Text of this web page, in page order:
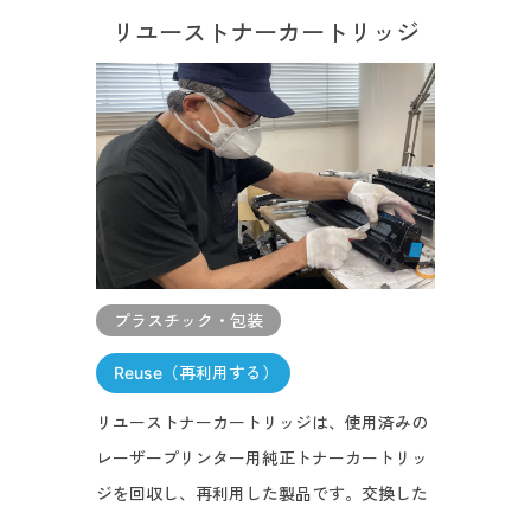
リユーストナーカートリッジ
プラスチック・包装
Reuse（再利用する）
リユーストナーカートリッジは、使用済みの
レーザープリンター用純正トナーカートリッ
ジを回収し、再利用した製品です。交換した